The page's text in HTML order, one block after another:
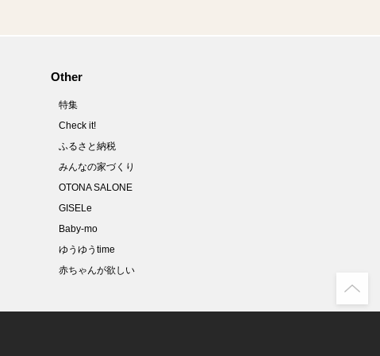
Other
特集
Check it!
ふるさと納税
みんなの家づくり
OTONA SALONE
GISELe
Baby-mo
ゆうゆうtime
赤ちゃんが欲しい